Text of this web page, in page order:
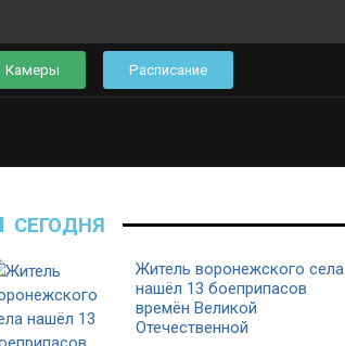
Камеры Расписание
СЕГОДНЯ
Житель воронежского села
нашёл 13 боеприпасов
времён Великой
Отечественной